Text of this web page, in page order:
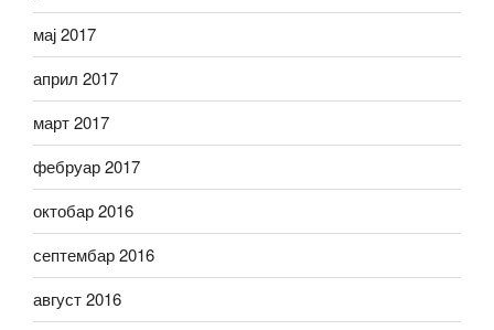
мај 2017
април 2017
март 2017
фебруар 2017
октобар 2016
септембар 2016
август 2016